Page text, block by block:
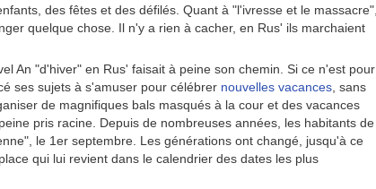
des fêtes et des défilés. Quant à "l'ivresse et le massacre",
quelque chose. Il n'y a rien à cacher, en Rus' ils marchaient
An "d'hiver" en Rus' faisait à peine son chemin. Si ce n'est pour
ses sujets à s'amuser pour célébrer nouvelles vacances , sans
de magnifiques bals masqués à la cour et des vacances
pris racine. Depuis de nombreuses années, les habitants de
le 1er septembre. Les générations ont changé, jusqu'à ce
qui lui revient dans le calendrier des dates les plus